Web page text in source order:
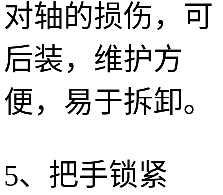
对轴的损伤，可
后装，维护方
便，易于拆卸。
5、 把手锁紧